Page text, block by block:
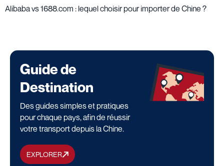
Alibaba vs 1688.com : lequel choisir pour importer de Chine ?
Guide de
Destination
Des guides simples et pratiques
pour chaque pays, afin de réussir
votre transport depuis la Chine.
EXPLORER